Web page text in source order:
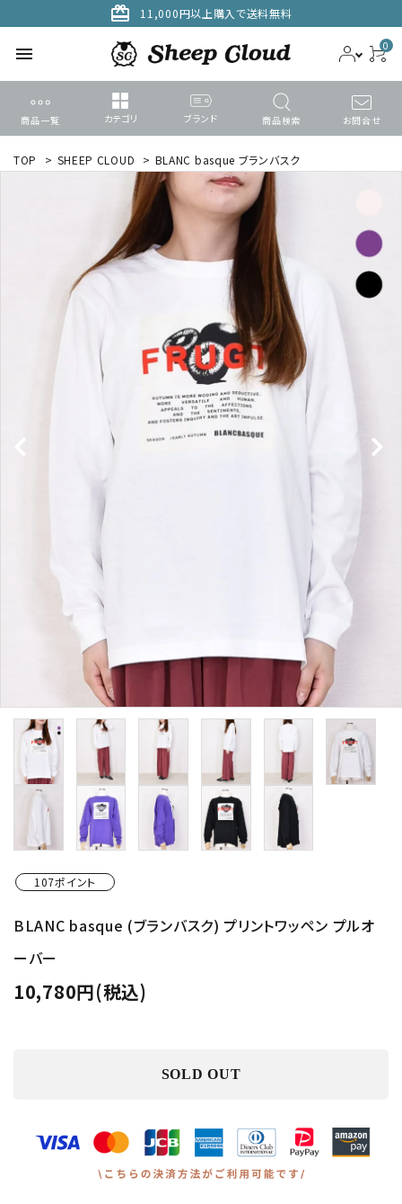
card_giftcard 11,000円以上購入で送料無料
menu 0
商品一覧 カテゴリ ブランド 商品検索 お問合せ
ACCOUNT MENU
新規会員登録
search
カテゴリーから探す
INFORMATION
TOP > SHEEP CLOUD > BLANC basque ブランバスク
107ポイント
BLANC basque (ブランバスク) プリントワッペン プルオ
ーバー
10,780円(税込)
SOLD OUT